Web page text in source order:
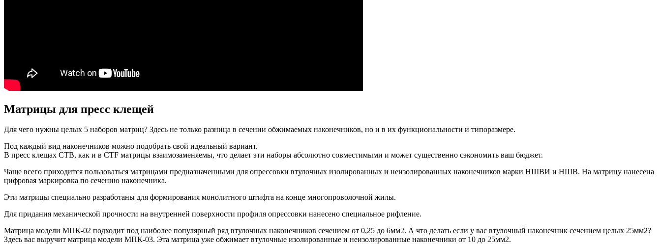
Матрицы для пресс клещей
Для чего нужны целых 5 наборов матриц? Здесь не только разница в сечении обжимаемых наконечников, но и в их функциональности и типоразмере.
Под каждый вид наконечников можно подобрать свой идеальный вариант.
В пресс клещах CTB, как и в CTF матрицы взаимозаменяемы, что делает эти наборы абсолютно совместимыми и может существенно сэкономить ваш бюджет.
Чаще всего приходится пользоваться матрицами предназначенными для опрессовки втулочных изолированных и неизолированных наконечников марки НШВИ и НШВ. На матрицу нанесена
цифровая маркировка по сечению наконечника.
Эти матрицы специально разработаны для формирования монолитного штифта на конце многопроволочной жилы.
Для придания механической прочности на внутренней поверхности профиля опрессовки нанесено специальное рифление.
Матрица модели МПК-02 подходит под наиболее популярный ряд втулочных наконечников сечением от 0,25 до 6мм2. А что делать если у вас втулочный наконечник сечением целых 25мм2?
Здесь вас выручит матрица модели МПК-03. Эта матрица уже обжимает втулочные изолированные и неизолированные наконечники от 10 до 25мм2.